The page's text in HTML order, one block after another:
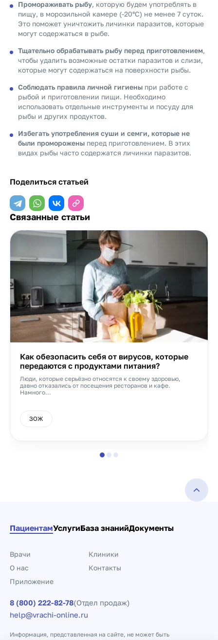
Промораживать рыбу, которую будем употреблять в
пищу, в морозильной камере (-20°C) не менее 7 суток.
Это поможет уничтожить личинки паразитов, которые
могут содержаться в рыбе.
Тщательно обрабатывать рыбу перед приготовлением,
чтобы удалить возможные остатки паразитов и слизи,
которые могут содержаться на поверхности рыбы.
Соблюдать правила личной гигиены при работе с
рыбой и приготовлении пищи. Необходимо
использовать отдельные инструменты и посуду для
рыбы и других продуктов.
Избегать употребления суши и семги, которые не
были проморожены перед приготовлением. В этих
видах рыбы часто содержатся личинки паразитов.
Поделиться статьей
Связанные статьи
Как обезопасить себя от вирусов, которые
передаются с продуктами питания?
Люди, которые серьёзно относятся к своему здоровью,
давно отказались от посещения ресторанов и кафе.
Намного...
ЗОЖ
ПациентамУслугиБаза знанийДокументы
Врачи
Клиники
О нас
Контакты
Приложение
8 (800) 222-82-78(Отдел продаж)
help@vrachi-online.ru
Информация, представленная на сайте, не может быть